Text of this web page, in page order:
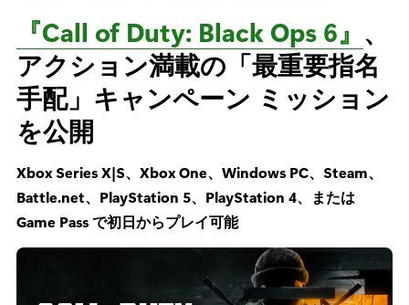
『Call of Duty: Black Ops 6』 、
アクション満載の「最重要指名
手配」キャンペーン ミッション
を公開
Xbox Series X|S、Xbox One、Windows PC、Steam、
Battle.net、PlayStation 5、PlayStation 4、または
Game Pass で初日からプレイ可能